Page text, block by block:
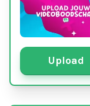
Upload